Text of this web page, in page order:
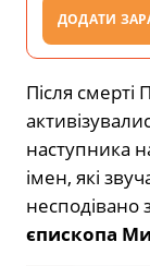
ДОДАТИ
Після
наступника
імен, які
несподівано
єпископа